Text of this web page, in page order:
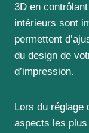
3D en
intérieurs sont
permettent
du design de
d’impression.
Lors du réglage
aspects les